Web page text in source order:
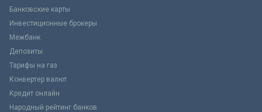
Банковские карты
Инвестиционные брокеры
Межбанк
Депозиты
Тарифы на газ
Конвертер валют
Кредит онлайн
Народный рейтинг банков